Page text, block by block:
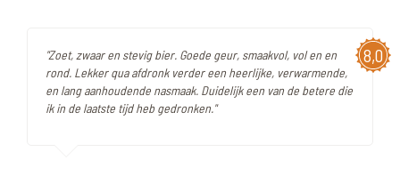
8,0
"Zoet, zwaar en stevig bier. Goede geur, smaakvol, vol en en
rond. Lekker qua afdronk verder een heerlijke, verwarmende,
en lang aanhoudende nasmaak. Duidelijk een van de betere die
ik in de laatste tijd heb gedronken."